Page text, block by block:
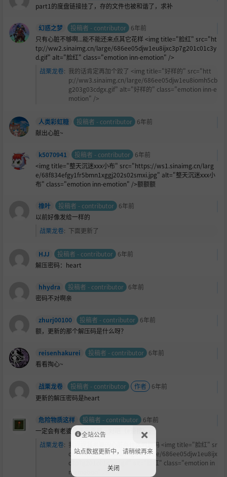
part1的度盘链接挂了，存的文件也被和谐了，求补
幻惑之梦 投稿者 - contributor 6年前
只有心脏不够啊...能不能还来点其它花样 <img title="脸红" src="ht
tp://ww2.sinaimg.cn/large/686ee05djw1eu8ijxc3p7g201c01c3y
d.gif" alt="脸红" class="emotion inn-emotion" />
战栗龙卷: 我的话肯定再加个跤了 <img title="好样的" src="htt
p://ww3.sinaimg.cn/large/686ee05djw1eu8iomh5cb
g203g03cdgx.gif" alt="好样的" class="emotion inn-e
motion" />
人类彩虹糖 投稿者 - contributor 6年前
献出心脏~
k5070941 投稿者 - contributor 6年前
<img title="整天沉迷xxx小布" src="https://ws1.sinaimg.cn/larg
e/68f834efgy1fr5bmn1xggj202s02smxi.jpg" alt="整天沉迷xxx小
布" class="emotion inn-emotion" />额额额
橡叶 投稿者 - contributor 6年前
以前好像发给一样的
战栗龙卷: 下面更新了
HJJ 投稿者 - contributor 6年前
解压密码：heart
hhydra 投稿者 - contributor 6年前
密码不对啊亲
zhurj00100 投稿者 - contributor 6年前
额，更新的那个解压码是什么呀？
reisenhakurei 投稿者 - contributor 6年前
看看掏心~
战栗龙卷 投稿者 - contributor 作者
6年前
更新的解压密码是heart
危险物质这样 投稿者 - contributor 6年前
一定会有老婆怪表示震怒，对吧（#滑稽）。
战栗龙卷: 我捏捏我老婆的心脏有什么问题吗 <img title="脸红" sr
c="http://ww2.sinaimg.cn/large/686ee05djw1eu8ijx
c3p7g201c01c3yd.gif" alt="脸红" class="emotion in
n-emotion" />
全站公告
站点数据更新中，请稍候再来
关闭